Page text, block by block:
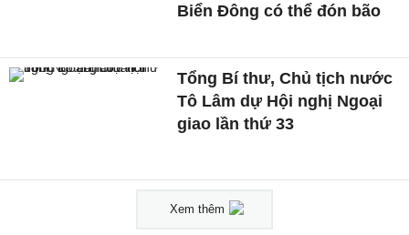
Biển Đông có thể đón bão
Tổng Bí thư, Chủ tịch nước
Tô Lâm dự Hội nghị Ngoại
giao lần thứ 33
Xem thêm